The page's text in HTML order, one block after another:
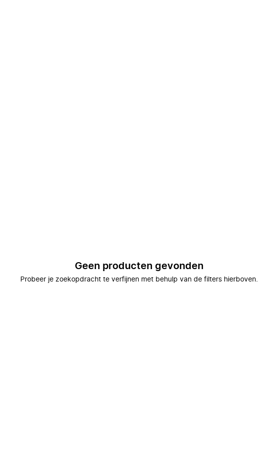
Geen producten gevonden
Probeer je zoekopdracht te verfijnen met behulp van de filters hierboven.